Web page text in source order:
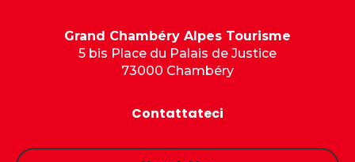
Grand Chambéry Alpes Tourisme
5 bis Place du Palais de Justice
73000 Chambéry
Contattateci